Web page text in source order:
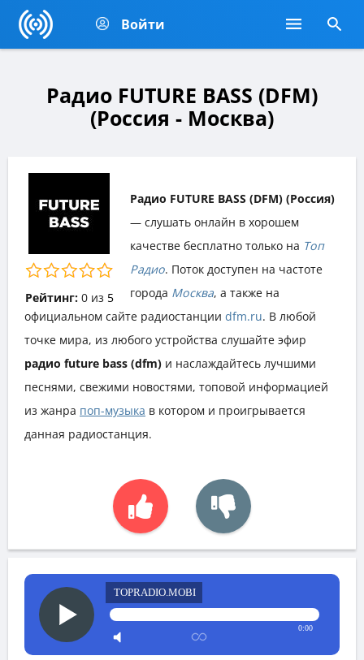
Войти
Радио FUTURE BASS (DFM)
(Россия - Москва)
Рейтинг: 0из 5
Радио FUTURE BASS (DFM) (Россия)
— слушать онлайн в хорошем
качестве бесплатно только на Топ
Радио. Поток доступен на частоте
города Москва, а также на
официальном сайте радиостанции dfm.ru. В любой
точке мира, из любого устройства слушайте эфир
радио future bass (dfm) и наслаждайтесь лучшими
песнями, свежими новостями, топовой информацией
из жанра поп-музыка в котором и проигрывается
данная радиостанция.
TOPRADIO.MOBI
0:00